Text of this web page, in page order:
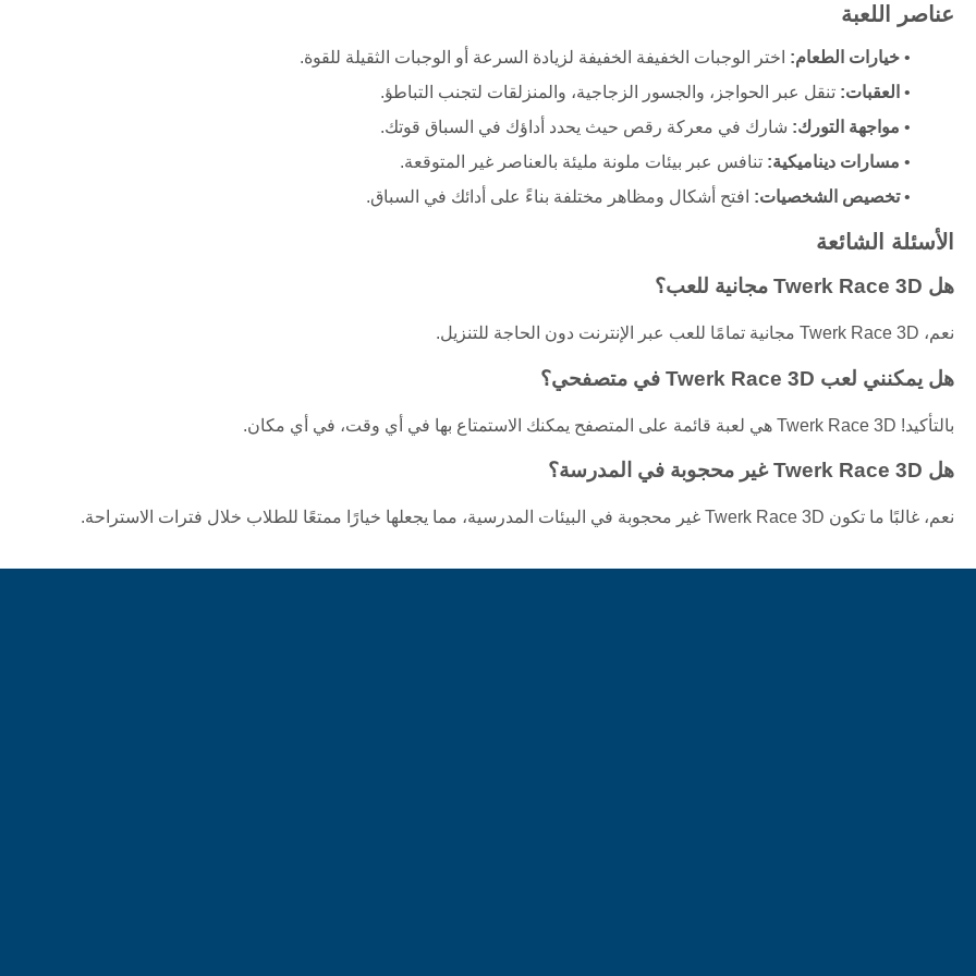
عناصر اللعبة
خيارات الطعام: اختر الوجبات الخفيفة الخفيفة لزيادة السرعة أو الوجبات الثقيلة للقوة.
العقبات: تنقل عبر الحواجز، والجسور الزجاجية، والمنزلقات لتجنب التباطؤ.
مواجهة التورك: شارك في معركة رقص حيث يحدد أداؤك في السباق قوتك.
مسارات ديناميكية: تنافس عبر بيئات ملونة مليئة بالعناصر غير المتوقعة.
تخصيص الشخصيات: افتح أشكال ومظاهر مختلفة بناءً على أدائك في السباق.
الأسئلة الشائعة
هل Twerk Race 3D مجانية للعب؟
نعم، Twerk Race 3D مجانية تمامًا للعب عبر الإنترنت دون الحاجة للتنزيل.
هل يمكنني لعب Twerk Race 3D في متصفحي؟
بالتأكيد! Twerk Race 3D هي لعبة قائمة على المتصفح يمكنك الاستمتاع بها في أي وقت، في أي مكان.
هل Twerk Race 3D غير محجوبة في المدرسة؟
نعم، غالبًا ما تكون Twerk Race 3D غير محجوبة في البيئات المدرسية، مما يجعلها خيارًا ممتعًا للطلاب خلال فترات الاستراحة.